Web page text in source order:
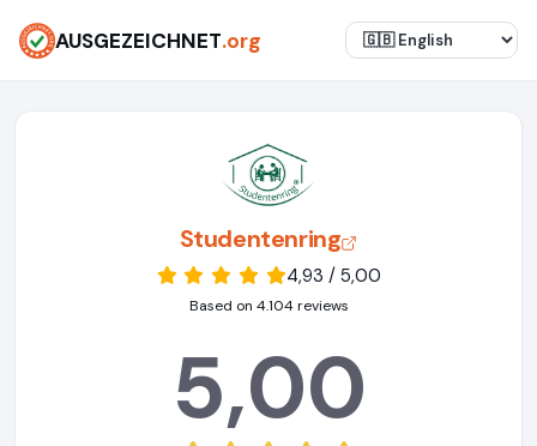
AUSGEZEICHNET.org
Studentenring
4,93 / 5,00
Based on 4.104 reviews
5,00